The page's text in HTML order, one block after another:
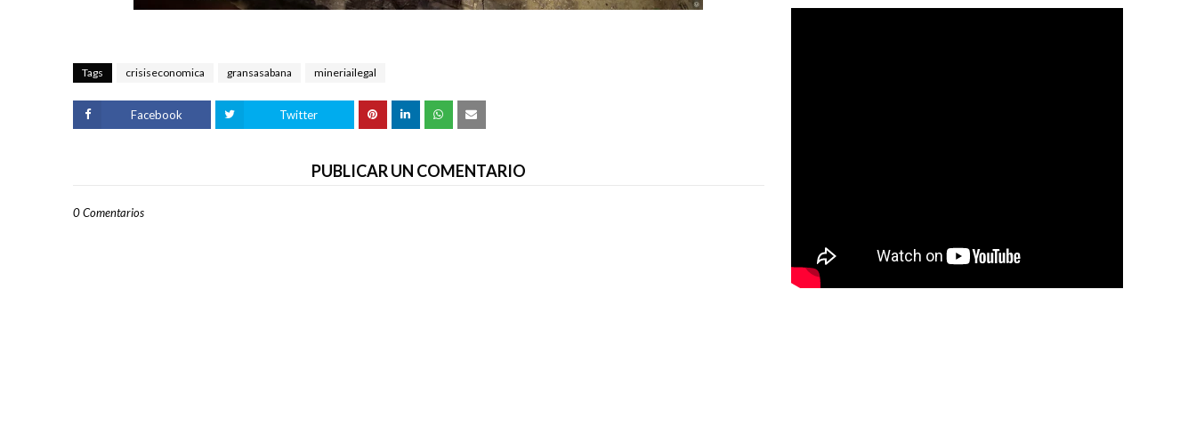
Tags crisiseconomica gransasabana mineriailegal
Facebook Twitter
PUBLICAR UN COMENTARIO
0 Comentarios